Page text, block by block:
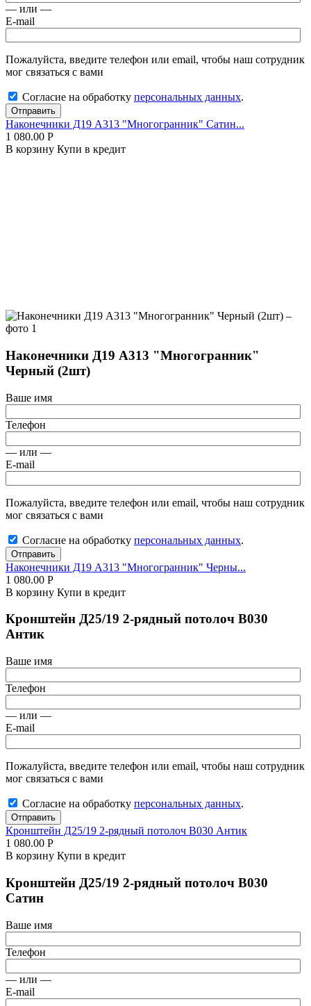
— или —
E-mail
Пожалуйста, введите телефон или email, чтобы наш сотрудник
мог связаться с вами
Согласие на обработку персональных данных.
Отправить
Наконечники Д19 А313 "Многогранник" Сатин...
1 080.00 Р
В корзину Купи в кредит
Наконечники Д19 А313 "Многогранник"
Черный (2шт)
Ваше имя
Телефон
— или —
E-mail
Пожалуйста, введите телефон или email, чтобы наш сотрудник
мог связаться с вами
Согласие на обработку персональных данных.
Отправить
Наконечники Д19 А313 "Многогранник" Черны...
1 080.00 Р
В корзину Купи в кредит
Кронштейн Д25/19 2-рядный потолоч В030
Антик
Ваше имя
Телефон
— или —
E-mail
Пожалуйста, введите телефон или email, чтобы наш сотрудник
мог связаться с вами
Согласие на обработку персональных данных.
Отправить
Кронштейн Д25/19 2-рядный потолоч В030 Антик
1 080.00 Р
В корзину Купи в кредит
Кронштейн Д25/19 2-рядный потолоч В030
Сатин
Ваше имя
Телефон
— или —
E-mail